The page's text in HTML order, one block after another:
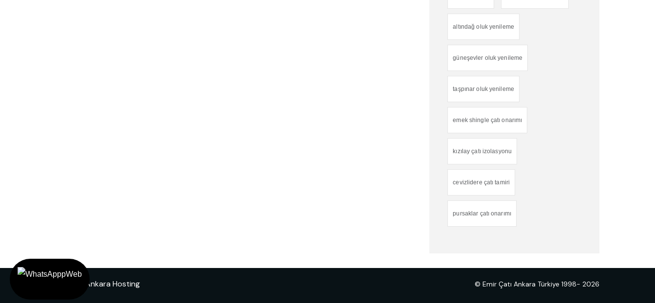
altındağ oluk yenileme
güneşevler oluk yenileme
taşpınar oluk yenileme
emek shingle çatı onarımı
kızılay çatı izolasyonu
cevizlidere çatı tamiri
pursaklar çatı onarımı
Ankara Hosting © Emir Çatı Ankara Türkiye 1998- 2026